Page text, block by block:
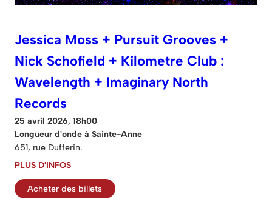
Jessica Moss + Pursuit Grooves +
Nick Schofield + Kilometre Club :
Wavelength + Imaginary North
Records
25 avril 2026, 18h00
Longueur d'onde à Sainte-Anne
651, rue Dufferin.
PLUS D'INFOS
Acheter des billets